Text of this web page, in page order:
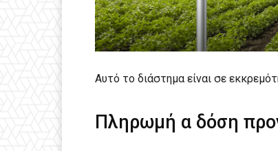
Αυτό το διάστημα είναι σε
Πληρωμή α δόση